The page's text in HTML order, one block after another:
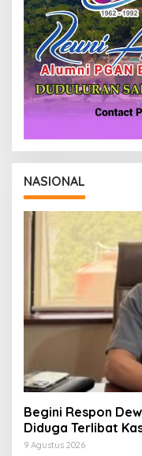
NASIONAL
Begini Respon
Diduga Terlibat
9 Agustus 2026